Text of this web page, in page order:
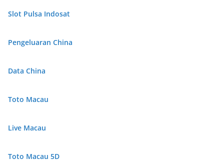
Slot Pulsa Indosat
Pengeluaran China
Data China
Toto Macau
Live Macau
Toto Macau 5D